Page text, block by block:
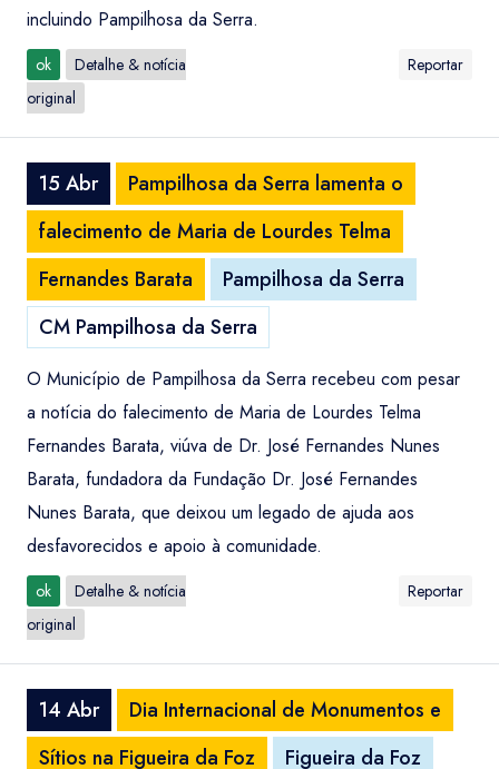
incluindo Pampilhosa da Serra.
ok
Detalhe & notícia
original
Reportar
15 Abr
Pampilhosa da Serra lamenta o
falecimento de Maria de Lourdes Telma
Fernandes Barata
Pampilhosa da Serra
CM Pampilhosa da Serra
O Município de Pampilhosa da Serra recebeu com pesar
a notícia do falecimento de Maria de Lourdes Telma
Fernandes Barata, viúva de Dr. José Fernandes Nunes
Barata, fundadora da Fundação Dr. José Fernandes
Nunes Barata, que deixou um legado de ajuda aos
desfavorecidos e apoio à comunidade.
ok
Detalhe & notícia
original
Reportar
14 Abr
Dia Internacional de Monumentos e
Sítios na Figueira da Foz
Figueira da Foz